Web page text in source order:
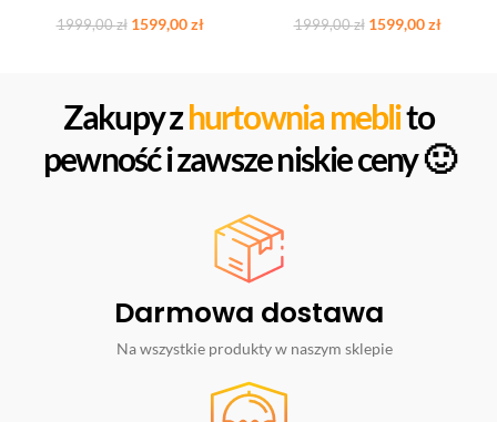
1999,00zł 1599,00zł 1999,00zł 1599,00zł
Zakupy zhurtownia meblito
pewność i zawsze niskie ceny 🙂
Darmowa dostawa
Na wszystkie produkty w naszym sklepie